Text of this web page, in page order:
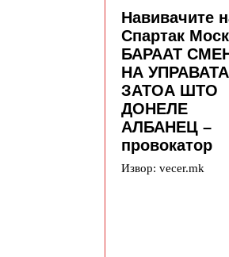
Навивачите
Спартак
БАРААТ
НА УПРАВАТА
ЗАТОА ШТО
ДОНЕЛЕ
АЛБАНЕЦ –
провокатор
Извор: vecer.mk